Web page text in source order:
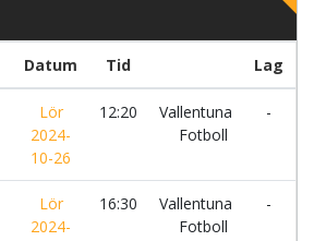
Datum Tid Lag
Lör
2024-
10-26
12:20
Vallentuna
Fotboll
-
Lör
2024-
16:30
Vallentuna
Fotboll
-